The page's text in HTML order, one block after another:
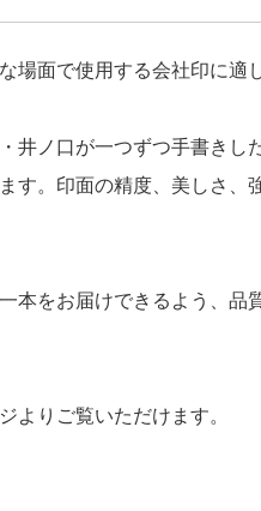
場面で使用する会社印に適
井ノ口が一つずつ手書きし
す。印面の精度、美しさ、
本をお届けできるよう、品
よりご覧いただけます。